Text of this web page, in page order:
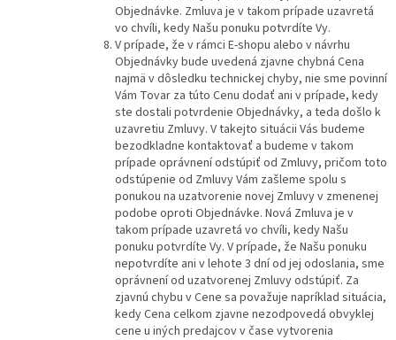
Objednávke. Zmluva je v takom prípade uzavretá
vo chvíli, kedy Našu ponuku potvrdíte Vy.
V prípade, že v rámci E-shopu alebo v návrhu
Objednávky bude uvedená zjavne chybná Cena
najmä v dôsledku technickej chyby, nie sme povinní
Vám Tovar za túto Cenu dodať ani v prípade, kedy
ste dostali potvrdenie Objednávky, a teda došlo k
uzavretiu Zmluvy. V takejto situácii Vás budeme
bezodkladne kontaktovať a budeme v takom
prípade oprávnení odstúpiť od Zmluvy, pričom toto
odstúpenie od Zmluvy Vám zašleme spolu s
ponukou na uzatvorenie novej Zmluvy v zmenenej
podobe oproti Objednávke. Nová Zmluva je v
takom prípade uzavretá vo chvíli, kedy Našu
ponuku potvrdíte Vy. V prípade, že Našu ponuku
nepotvrdíte ani v lehote 3 dní od jej odoslania, sme
oprávnení od uzatvorenej Zmluvy odstúpiť. Za
zjavnú chybu v Cene sa považuje napríklad situácia,
kedy Cena celkom zjavne nezodpovedá obvyklej
cene u iných predajcov v čase vytvorenia